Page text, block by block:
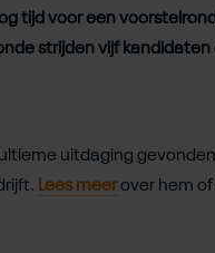
tijd voor een
strijden vijf kandidaten
uitdaging
Lees meerover hem of